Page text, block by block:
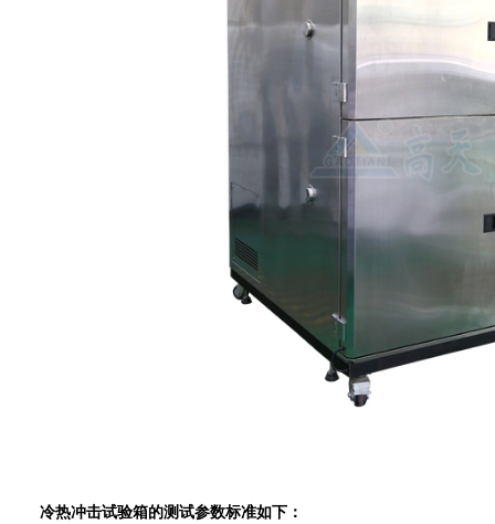
冷热冲击试验箱的测试参数标准如下：